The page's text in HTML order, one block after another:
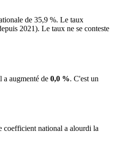
de 35,9 %. Le taux
2021). Le taux ne se conteste
a augmenté de 0,0 %. C'est un
coefficient national a alourdi la